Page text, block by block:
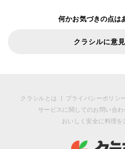
何かお気づきの点は
クラシルに意
クラシルとは プライバシーポリシ
サービスに関してのお問い合わ
おいしく安全に料理を